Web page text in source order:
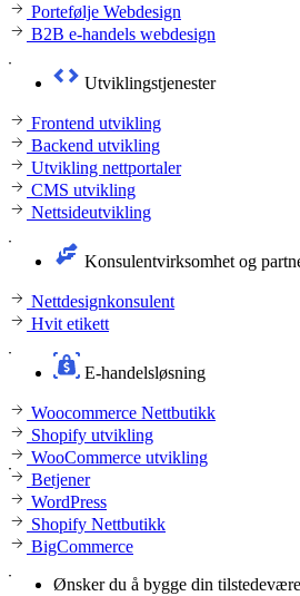
Portefølje Webdesign
B2B e-handels webdesign
Utviklingstjenester
Frontend utvikling
Backend utvikling
Utvikling nettportaler
CMS utvikling
Nettsideutvikling
Konsulentvirksomhet og
Nettdesignkonsulent
Hvit etikett
E-handelsløsning
Woocommerce Nettbutikk
Shopify utvikling
WooCommerce utvikling
Betjener
WordPress
Shopify Nettbutikk
BigCommerce
Ønsker du å bygge din